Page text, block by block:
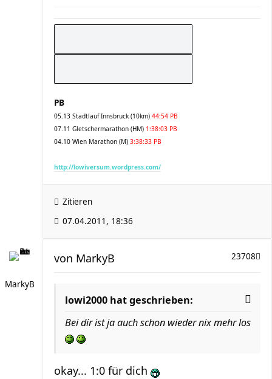
PB
05.13 Stadtlauf Innsbruck (10km) 44:54 PB
07.11 Gletschermarathon (HM) 1:38:03 PB
04.10 Wien Marathon (M) 3:38:33 PB
http://lowiversum.wordpress.com/
Zitieren
07.04.2011, 18:36
MarkyB
23708
von MarkyB
lowi2000 hat geschrieben:
Bei dir ist ja auch schon wieder nix mehr los
okay... 1:0 für dich